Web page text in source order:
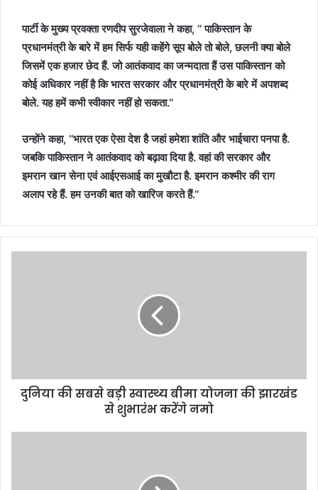
पार्टी के मुख्य प्रवक्ता रणदीप सुरजेवाला ने कहा, ‘‘ पाकिस्तान के
प्रधानमंत्री के बारे में हम सिर्फ यही कहेंगे सूप बोले तो बोले, छलनी क्या बोले
जिसमें एक हजार छेद हैं. जो आतंकवाद का जन्मदाता हैं उस पाकिस्तान को
कोई अधिकार नहीं है कि भारत सरकार और प्रधानमंत्री के बारे में अपशब्द
बोले. यह हमें कभी स्वीकार नहीं हो सकता.’’
उन्होंने कहा, ‘‘भारत एक ऐसा देश है जहां हमेशा शांति और भाईचारा पनपा है.
जबकि पाकिस्तान ने आतंकवाद को बढ़ावा दिया है. वहां की सरकार और
इमरान खान सेना एवं आईएसआई का मुखौटा है. इमरान कश्मीर की राग
अलाप रहे हैं. हम उनकी बात को खारिज करते हैं.’’
दुनिया की सबसे बड़ी स्वास्थ्य बीमा योजना की झारखंड
से शुभारंभ करेंगे नमो